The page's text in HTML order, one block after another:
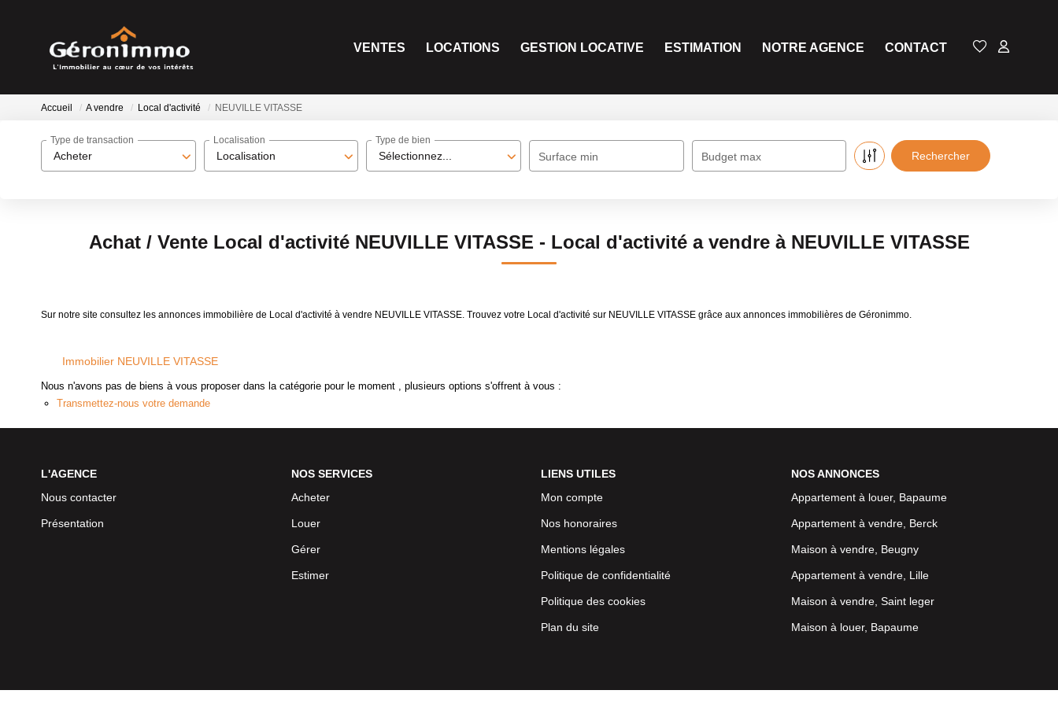
VENTES LOCATIONS GESTION LOCATIVE ESTIMATION NOTRE AGENCE CONTACT
Accueil A vendre Local d'activité NEUVILLE VITASSE
Acheter
Type de transaction
Localisation
Localisation
Sélectionnez...
Type de bien
Surface min Budget max
Achat / Vente Local d'activité NEUVILLE VITASSE - Local d'activité a vendre à NEUVILLE VITASSE
Sur notre site consultez les annonces immobilière de Local d'activité à vendre NEUVILLE VITASSE. Trouvez votre Local d'activité sur NEUVILLE VITASSE grâce aux annonces immobilières de Géronimmo.
Immobilier NEUVILLE VITASSE
Nous n'avons pas de biens à vous proposer dans la catégorie pour le moment , plusieurs options s'offrent à vous :
Transmettez-nous votre demande
L'AGENCE
Nous contacter
Présentation
NOS SERVICES
Acheter
Louer
Gérer
Estimer
LIENS UTILES
Mon compte
Nos honoraires
Mentions légales
Politique de confidentialité
Politique des cookies
Plan du site
NOS ANNONCES
Appartement à louer, Bapaume
Appartement à vendre, Berck
Maison à vendre, Beugny
Appartement à vendre, Lille
Maison à vendre, Saint leger
Maison à louer, Bapaume